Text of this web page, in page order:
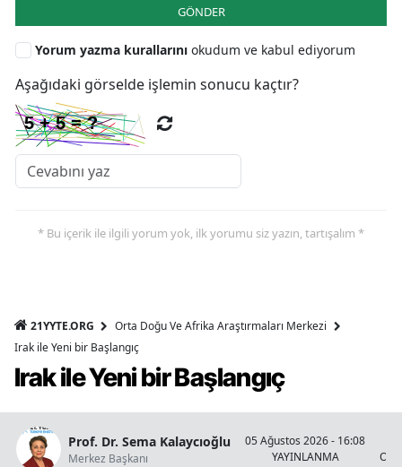
GÖNDER
Yorum yazma kurallarını okudum ve kabul ediyorum
Aşağıdaki görselde işlemin sonucu kaçtır?
* Bu içerik ile ilgili yorum yok, ilk yorumu siz yazın, tartışalım *
21YYTE.ORG
Orta Doğu Ve Afrika Araştırmaları Merkezi
Irak ile Yeni bir Başlangıç
Irak ile Yeni bir Başlangıç
Prof. Dr. Sema Kalaycıoğlu
Merkez Başkanı
05 Ağustos 2026 - 16:08
YAYINLANMA